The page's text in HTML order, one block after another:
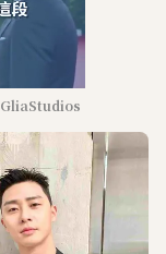
M
u
t
e
GliaStudios